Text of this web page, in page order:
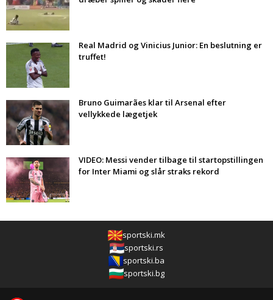
Real Madrid og Vinicius Junior: En beslutning er
truffet!
Bruno Guimarães klar til Arsenal efter
vellykkede lægetjek
VIDEO: Messi vender tilbage til startopstillingen
for Inter Miami og slår straks rekord
sportski.mk
sportski.rs
sportski.ba
sportski.bg